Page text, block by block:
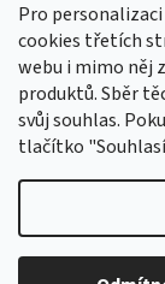
Pro
cookies třetích
webu i mimo něj
produktů. Sběr
svůj souhlas.
tlačítko
Nový obchod s
Copyright 2026